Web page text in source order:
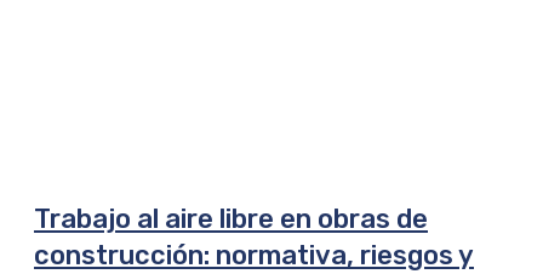
Trabajo al aire libre en obras de
construcción: normativa, riesgos y